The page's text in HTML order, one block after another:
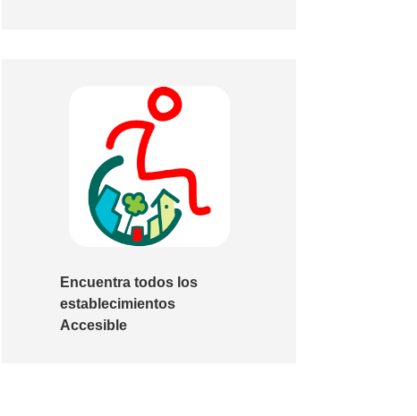
Encuentra todos los
establecimientos
Accesible